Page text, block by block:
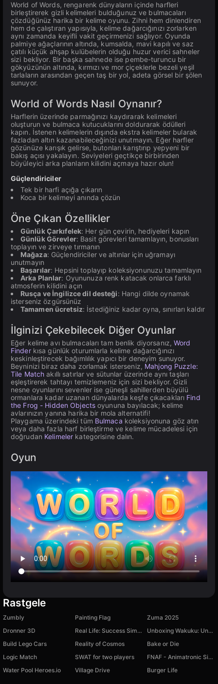
World of Words, rengarenk dünyaların içinde harfleri
birleştirerek gizli kelimeleri bulduğunuz ve bulmacaları
çözdüğünüz harika bir kelime oyunu. Zihni hem dinlendiren
hem de çalıştıran yapısıyla, kelime dağarcığınızı zorlarken
aynı zamanda keyifli vakit geçirmenizi sağlıyor. Oyunda
palmiye ağaçlarının altında, kumsalda, mavi kapılı ve saz
çatılı küçük ahşap kulübelerin olduğu huzur verici sahneler
sizi bekliyor. Bir başka sahnede ise pembe-turuncu bir
gökyüzünün altında, kırmızı ve mor çiçeklerle bezeli yeşil
tarlaların arasından geçen taş bir yol, adeta görsel bir şölen
sunuyor.
World of Words Nasıl Oynanır?
Harflerin üzerinde parmağınızı kaydırarak kelimeleri
oluşturun ve bulmaca kutucuklarını doldurarak ödülleri
kapın. İstenen kelimelerin dışında ekstra kelimeler bularak
fazladan altın kazanabileceğinizi unutmayın. Eğer harfler
gözünüze karışık gelirse, butonları karıştırıp yepyeni bir
bakış açısı yakalayın. Seviyeleri geçtikçe birbirinden
büyüleyici arka planların kilidini açmaya hazır olun!
Güçlendiriciler
Tek bir harfi açığa çıkarın
Koca bir kelimeyi anında çözün
Öne Çıkan Özellikler
Günlük Çarkıfelek: Her gün çevirin, hediyeleri kapın
Günlük Görevler: Basit görevleri tamamlayın, bonusları
toplayın ve zirveye tırmanın
Mağaza: Güçlendiriciler ve altınlar için uğramayı
unutmayın
Başarılar: Hepsini toplayıp koleksiyonunuzu tamamlayın
Arka Planlar: Oyununuza renk katacak onlarca farklı
atmosferin kilidini açın
Rusça ve İngilizce dil desteği: Hangi dilde oynamak
isterseniz özgürsünüz
Tamamen ücretsiz: İstediğiniz kadar oyna, sınırları kaldır
İlginizi Çekebilecek Diğer Oyunlar
Eğer kelime avı bulmacaları tam benlik diyorsanız,Word
Finderkısa günlük oturumlarla kelime dağarcığınızı
keskinleştirecek bağımlılık yapıcı bir deneyim sunuyor.
Beyninizi biraz daha zorlamak isterseniz, Mahjong Puzzle:
Tile Match akıllı satırlar ve sütunlar üzerinde aynı taşları
eşleştirerek tahtayı temizlemeniz için sizi bekliyor. Gizli
nesne oyunlarını sevenler ise güneşli sahillerden büyülü
ormanlara kadar uzanan dünyalarda keşfe çıkacakları Find
the Frog - Hidden Objects oyununa bayılacak; kelime
avlarınızın yanına harika bir mola alternatifi!
Playgama üzerindeki tüm Bulmaca koleksiyonuna göz atın
veya daha fazla harf birleştirme ve kelime mücadelesi için
doğrudan Kelimeler kategorisine dalın.
Oyun
Rastgele
Zumbly Painting Flag
Zuma 2025
Dronner 3D
Real Life: Success Simulator!
Unboxing Wakuku: Unboxing Toys
Build Lego Cars
Reality of Cosmos
Bake or Die
Logic Match
SWAT for two players
FNAF - Animatronic Simulator
Water Pool Heroes.io
Village Drive Burger Life